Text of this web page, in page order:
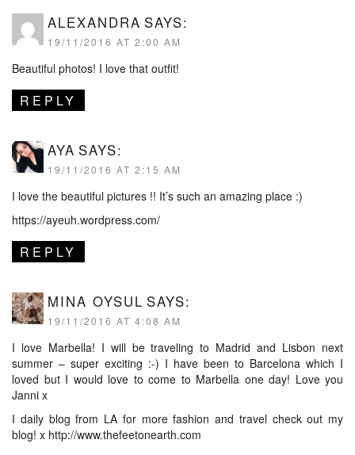
ALEXANDRA SAYS:
19/11/2016 AT 2:00 AM
Beautiful photos! I love that outfit!
REPLY
AYA SAYS:
19/11/2016 AT 2:15 AM
I love the beautiful pictures !! It’s such an amazing place :)
https://ayeuh.wordpress.com/
REPLY
MINA OYSUL SAYS:
19/11/2016 AT 4:08 AM
I love Marbella! I will be traveling to Madrid and Lisbon next
summer – super exciting :-) I have been to Barcelona which I
loved but I would love to come to Marbella one day! Love you
Janni x
I daily blog from LA for more fashion and travel check out my
blog! x http://www.thefeetonearth.com